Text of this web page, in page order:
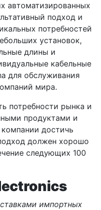
автоматизированных
подход и
потребностей
установок,
длины и
кабельные
для обслуживания
мира.
потребности рынка и
продуктами и
достичь
должен хорошо
следующих 100
импортных